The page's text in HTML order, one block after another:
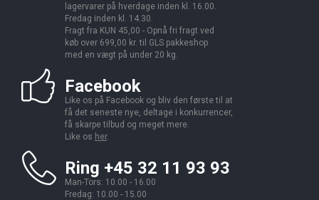
lagervarer på hverdage inden kl. 16.00.
Fredag inden kl. 14.30.
Fragt fra KUN 45,00 - Opnå fri fragt ved
køb over 699,00 kr. til GLS pakkeshop
med en vægt på under 20 kg.
Facebook
Like os på Facebook og bliv den første til at
få det seneste nye, deltage i konkurrencer,
få skarpe tilbud og meget mere.
Like os her.
Ring +45 32 11 93 93
Man-Tors: 10.00 - 16.00
Fredag: 10.00 - 15.00